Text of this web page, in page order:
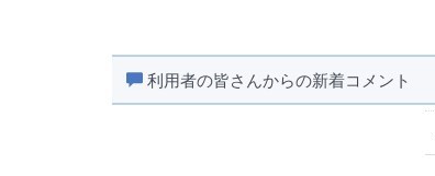
利用者の皆さんからの新着コメント